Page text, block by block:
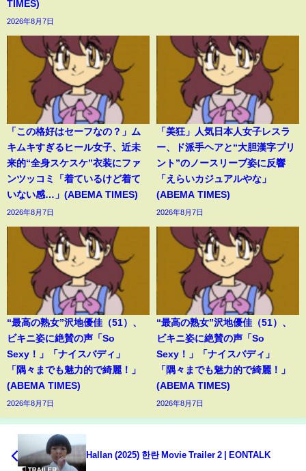
TIMES)
2026年8月7日
「この格好はセーフなの？」ム
キムキすぎるヒール女子、近未
来的“全身スケスケ”衣装にファ
ンツッコミ「着ているけど着て
いない感…」(ABEMA TIMES)
2026年8月7日
「美狂」人気日本人女子レスラ
ー、ド派手ヘアと“大胆漢字プリ
ント”のノースリーブ姿に反響
「えらいカジュアルやな」
(ABEMA TIMES)
2026年8月7日
“最高の熟女”沢地優佳（51）、
ビキニ姿に絶賛の声「So
Sexy！」「ナイスバディ」
「隅々までも魅力的で綺麗！」
(ABEMA TIMES)
2026年8月7日
“最高の熟女”沢地優佳（51）、
ビキニ姿に絶賛の声「So
Sexy！」「ナイスバディ」
「隅々までも魅力的で綺麗！」
(ABEMA TIMES)
2026年8月7日
Hallan (2025) 한란 Movie Trailer 2 | EONTALK